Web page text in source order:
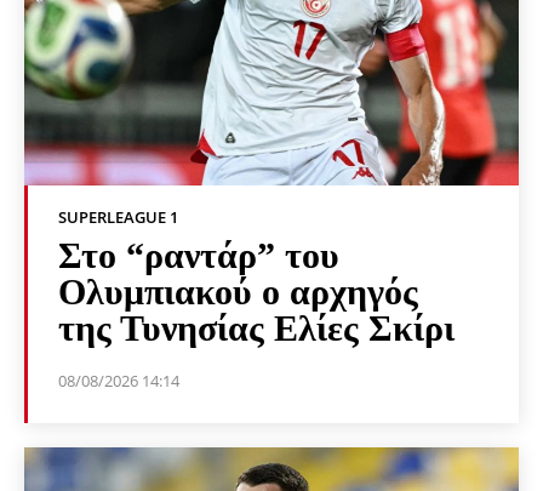
SUPERLEAGUE 1
Στο “ραντάρ” του
Ολυμπιακού ο αρχηγός
της Τυνησίας Ελίες Σκίρι
08/08/2026 14:14